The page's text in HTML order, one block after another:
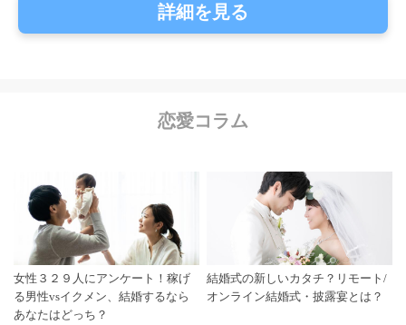
詳細を見る
恋愛コラム
女性３２９人にアンケート！稼げ
る男性vsイクメン、結婚するなら
あなたはどっち？
結婚式の新しいカタチ？リモート/
オンライン結婚式・披露宴とは？